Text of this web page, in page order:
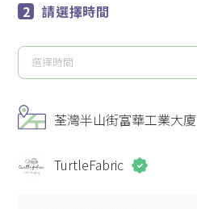
請選擇時間
選擇時間
請
擇
時 荃灣半山街富華工業大廈
TurtleFabric